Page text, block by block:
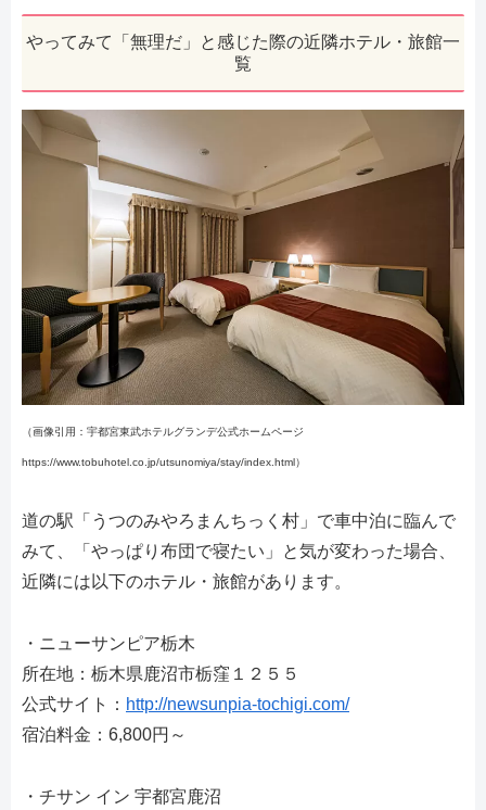
やってみて「無理だ」と感じた際の近隣ホテル・旅館一
覧
（画像引用：宇都宮東武ホテルグランデ公式ホームページ
https://www.tobuhotel.co.jp/utsunomiya/stay/index.html）
道の駅「うつのみやろまんちっく村」で車中泊に臨んで
みて、「やっぱり布団で寝たい」と気が変わった場合、
近隣には以下のホテル・旅館があります。
・ニューサンピア栃木
所在地：栃木県鹿沼市栃窪１２５５
公式サイト： http://newsunpia-tochigi.com/
宿泊料金：6,800円～
・チサン イン 宇都宮鹿沼